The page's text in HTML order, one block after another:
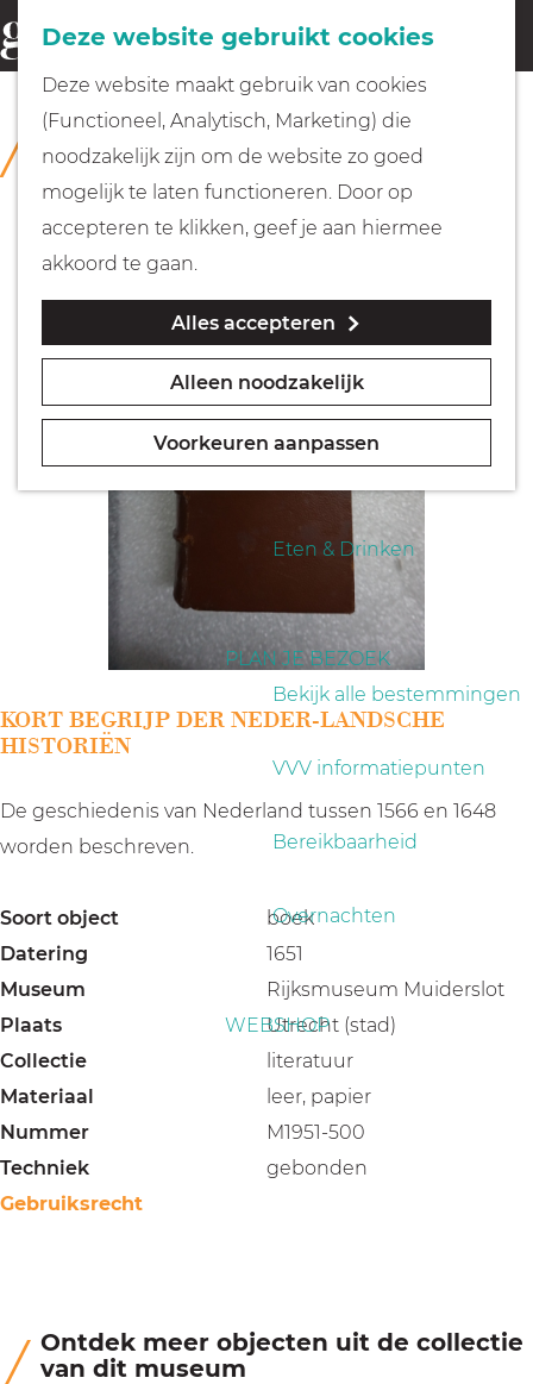
Deze website gebruikt cookies
Deze website maakt gebruik van cookies
(Functioneel, Analytisch, Marketing) die
noodzakelijk zijn om de website zo goed
mogelijk te laten functioneren. Door op
accepteren te klikken, geef je aan hiermee
akkoord te gaan.
Alles accepteren
Alleen noodzakelijk
Voorkeuren aanpassen
G
a
Fietsen
Wandelen
Geocachen
Naar het museum
Eten & Drinken
PLAN JE BEZOEK
Bekijk alle bestemmingen
VVV informatiepunten
Bereikbaarheid
Overnachten
WEBSHOP
o
e
k
e
n
COLLECTIE
Rijksmuseum Muiderslot
KORT BEGRIJP DER NEDER-LANDSCHE
HISTORIËN
De geschiedenis van Nederland tussen 1566 en 1648
worden beschreven.
Soort object
boek
Datering
1651
Museum
Rijksmuseum Muiderslot
Plaats
Utrecht (stad)
Collectie
literatuur
Materiaal
leer, papier
Nummer
M1951-500
Techniek
gebonden
Gebruiksrecht
Ontdek meer objecten uit de collectie
van dit museum